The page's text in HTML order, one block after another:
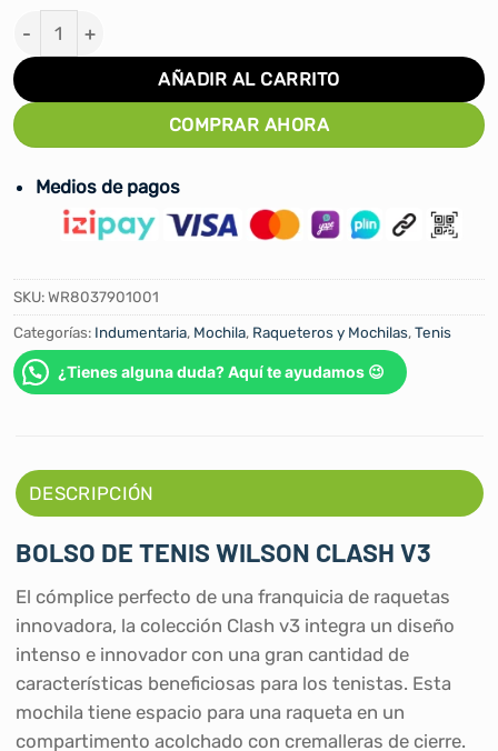
MOCHILA DE TENIS WILSON CLASH V3 cantidad
AÑADIR AL CARRITO
COMPRAR AHORA
Medios de pagos
SKU:WR8037901001
Categorías: Indumentaria, Mochila, Raqueteros y Mochilas,Tenis
¿Tienes alguna duda? Aquí te ayudamos 😉
DESCRIPCIÓN
BOLSO DE TENIS WILSON CLASH V3
El cómplice perfecto de una franquicia de raquetas
innovadora, la colección Clash v3 integra un diseño
intenso e innovador con una gran cantidad de
características beneficiosas para los tenistas. Esta
mochila tiene espacio para una raqueta en un
compartimento acolchado con cremalleras de cierre.